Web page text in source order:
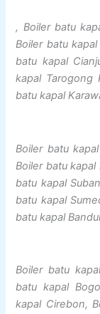
, Boiler batu
Boiler batu
batu kapal
kapal Tarogong
batu kapal
Boiler batu
Boiler batu kapal
batu kapal
batu kapal
batu kapal
Boiler batu
batu kapal
kapal Cirebon,